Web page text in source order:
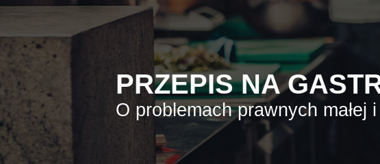
PRZEPIS NA
O problemach prawnych małej